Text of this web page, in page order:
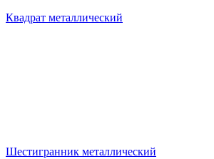
Квадрат металлический
Шестигранник металлический